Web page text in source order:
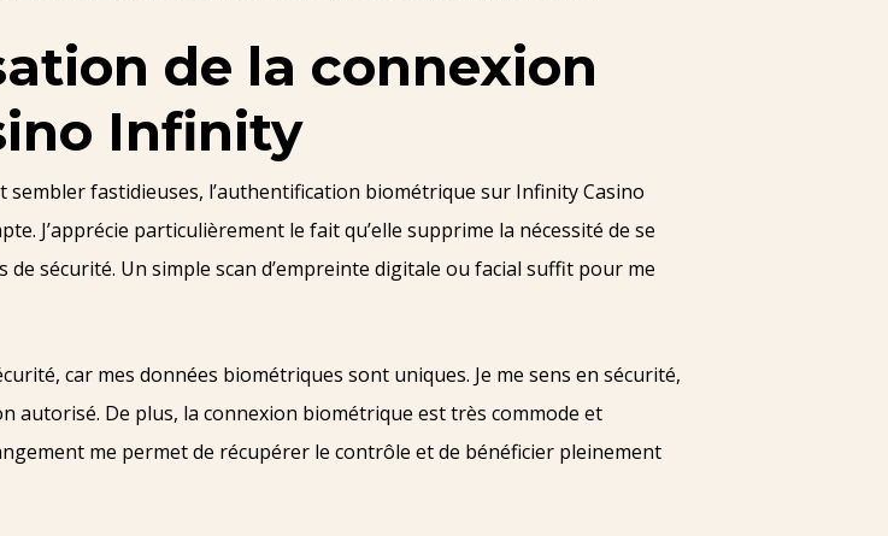
de la connexion
Infinity
fastidieuses, l’authentification biométrique sur Infinity Casino
J’apprécie particulièrement le fait qu’elle supprime la nécessité de se
sécurité. Un simple scan d’empreinte digitale ou facial suffit pour me
car mes données biométriques sont uniques. Je me sens en sécurité,
autorisé. De plus, la connexion biométrique est très commode et
me permet de récupérer le contrôle et de bénéficier pleinement